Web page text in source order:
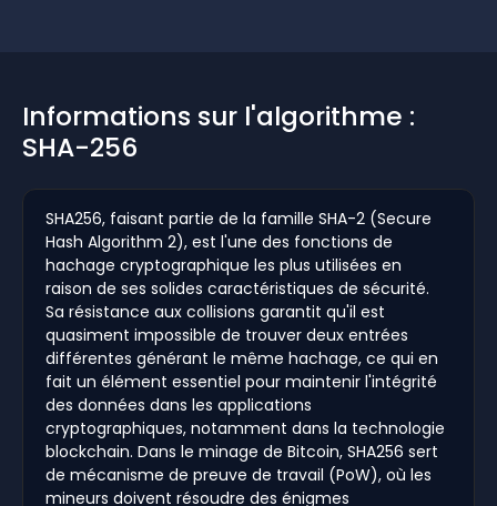
Informations sur l'algorithme :
SHA-256
SHA256, faisant partie de la famille SHA-2 (Secure
Hash Algorithm 2), est l'une des fonctions de
hachage cryptographique les plus utilisées en
raison de ses solides caractéristiques de sécurité.
Sa résistance aux collisions garantit qu'il est
quasiment impossible de trouver deux entrées
différentes générant le même hachage, ce qui en
fait un élément essentiel pour maintenir l'intégrité
des données dans les applications
cryptographiques, notamment dans la technologie
blockchain. Dans le minage de Bitcoin, SHA256 sert
de mécanisme de preuve de travail (PoW), où les
mineurs doivent résoudre des énigmes